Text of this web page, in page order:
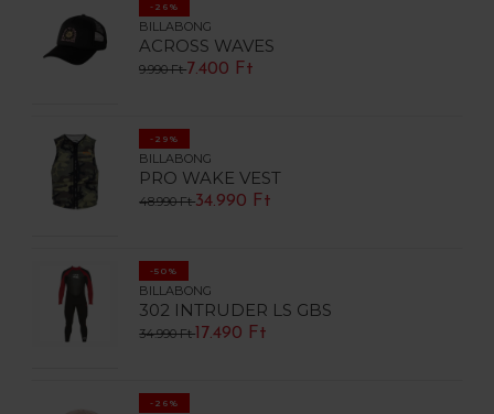
-26%
BILLABONG
ACROSS WAVES
9.990 Ft7.400 Ft
-29%
BILLABONG
PRO WAKE VEST
48.990 Ft34.990 Ft
-50%
BILLABONG
302 INTRUDER LS GBS
34.990 Ft 17.490 Ft
-26%